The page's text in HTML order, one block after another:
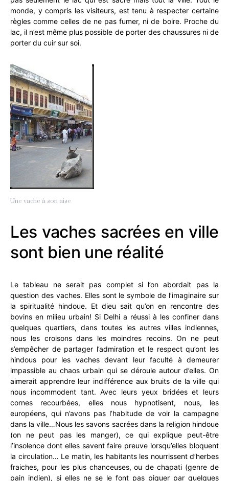
monde, y compris les visiteurs, est tenu à respecter certaine
règles comme celles de ne pas fumer, ni de boire. Proche du
lac, il n’est même plus possible de porter des chaussures ni de
porter du cuir sur soi.
Une vache à son aise
Les vaches sacrées en ville
sont bien une réalité
Le tableau ne serait pas complet si l’on abordait pas la
question des vaches. Elles sont le symbole de l’imaginaire sur
la spiritualité hindoue. Et dieu sait qu’on en rencontre des
bovins en milieu urbain! Si Delhi a réussi à les confiner dans
quelques quartiers, dans toutes les autres villes indiennes,
nous les croisons dans les moindres recoins. On ne peut
s’empêcher de partager l’admiration et le respect qu’ont les
hindous pour les vaches devant leur faculté à demeurer
impassible au chaos urbain qui se déroule autour d’elles. On
aimerait apprendre leur indifférence aux bruits de la ville qui
nous incommodent tant. Avec leurs yeux bridées et leurs
cornes recourbées, elles nous hypnotisent, nous, les
européens, qui n’avons pas l’habitude de voir la campagne
dans la ville…Nous les savons sacrées dans la religion hindoue
(on ne peut pas les manger), ce qui explique peut-être
l’insolence dont elles savent faire preuve lorsqu’elles bloquent
la circulation… Le matin, les habitants les nourrissent d’herbes
fraiches, pour les plus chanceuses, ou de chapati (genre de
pain indien), si elles ne se le font pas piquer par quelques